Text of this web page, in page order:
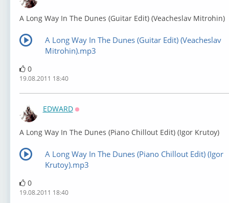
A Long Way In The Dunes (Guitar Edit) (Veacheslav Mitrohin)
A Long Way In The Dunes (Guitar Edit) (Veacheslav
Mitrohin).mp3
0
19.08.2011 18:40
EDWARD
A Long Way In The Dunes (Piano Chillout Edit) (Igor Krutoy)
A Long Way In The Dunes (Piano Chillout Edit) (Igor
Krutoy).mp3
0
19.08.2011 18:40